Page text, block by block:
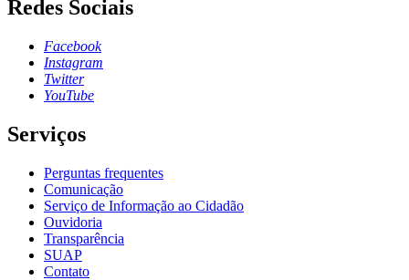
Redes Sociais
Facebook
Instagram
Twitter
YouTube
Serviços
Perguntas frequentes
Comunicação
Serviço de Informação ao Cidadão
Ouvidoria
Transparência
SUAP
Contato